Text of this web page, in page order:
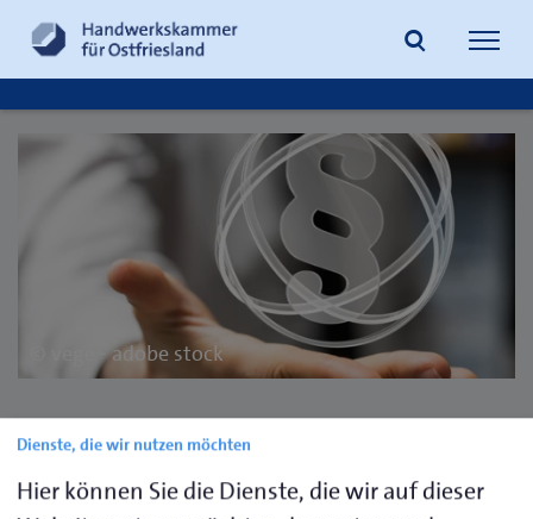
Suche
© vege - adobe stock
Rechtsberatung und
Handwerksrecht
Dienste, die wir nutzen möchten
Hier können Sie die Dienste, die wir auf dieser